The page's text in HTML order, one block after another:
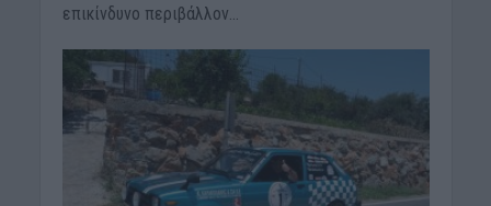
επικίνδυνο περιβάλλον...